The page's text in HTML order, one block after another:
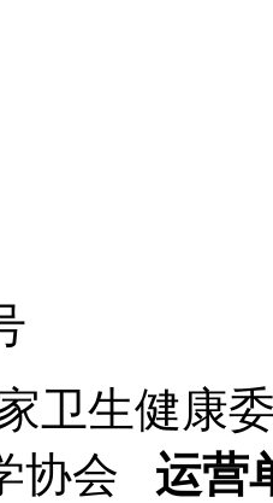
卫生健康
协会 运营